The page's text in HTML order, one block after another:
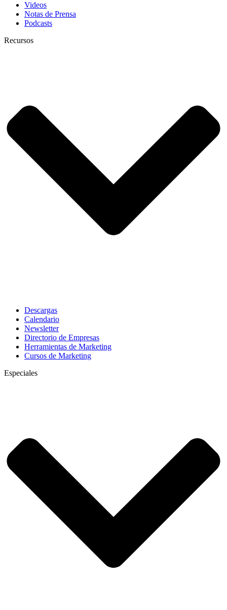
Videos
Notas de Prensa
Podcasts
Recursos
Descargas
Calendario
Newsletter
Directorio de Empresas
Herramientas de Marketing
Cursos de Marketing
Especiales